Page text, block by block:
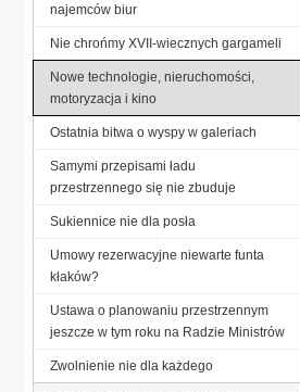
najemców biur
Nie chrońmy XVII-wiecznych gargameli
Nowe technologie, nieruchomości,
motoryzacja i kino
Ostatnia bitwa o wyspy w galeriach
Samymi przepisami ładu
przestrzennego się nie zbuduje
Sukiennice nie dla posła
Umowy rezerwacyjne niewarte funta
kłaków?
Ustawa o planowaniu przestrzennym
jeszcze w tym roku na Radzie Ministrów
Zwolnienie nie dla każdego